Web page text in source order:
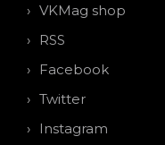
VKMag shop
RSS
Facebook
Twitter
Instagram